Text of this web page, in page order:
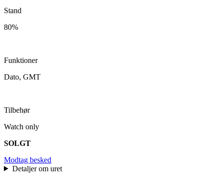
Stand
80%
Funktioner
Dato, GMT
Tilbehør
Watch only
SOLGT
Modtag besked
Detaljer om uret